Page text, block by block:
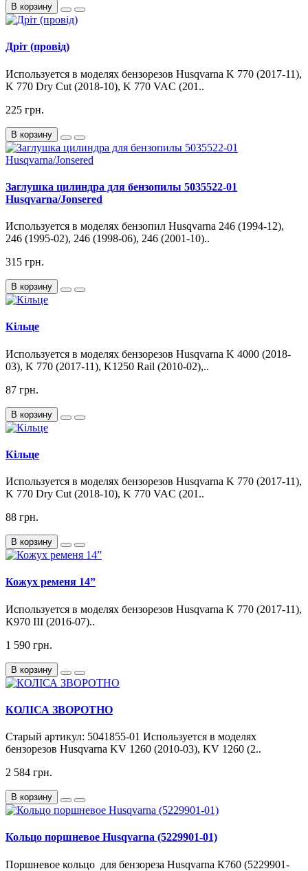
В корзину
Дріт (провід)
Используется в моделях бензорезов Husqvarna K 770 (2017-11),
K 770 Dry Cut (2018-10), K 770 VAC (201..
225 грн.
В корзину
Заглушка цилиндра для бензопилы 5035522-01
Husqvarna/Jonsered
Используется в моделях бензопил Husqvarna 246 (1994-12),
246 (1995-02), 246 (1998-06), 246 (2001-10)..
315 грн.
В корзину
Кільце
Используется в моделях бензорезов Husqvarna K 4000 (2018-
03), K 770 (2017-11), K1250 Rail (2010-02),..
87 грн.
В корзину
Кільце
Используется в моделях бензорезов Husqvarna K 770 (2017-11),
K 770 Dry Cut (2018-10), K 770 VAC (201..
88 грн.
В корзину
Кожух ременя 14”
Используется в моделях бензорезов Husqvarna K 770 (2017-11),
K970 III (2016-07)..
1 590 грн.
В корзину
КОЛІСА ЗВОРОТНО
Старый артикул: 5041855-01 Используется в моделях
бензорезов Husqvarna KV 1260 (2010-03), KV 1260 (2..
2 584 грн.
В корзину
Кольцо поршневое Husqvarna (5229901-01)
Поршневое кольцо для бензореза Husqvarna К760 (5229901-